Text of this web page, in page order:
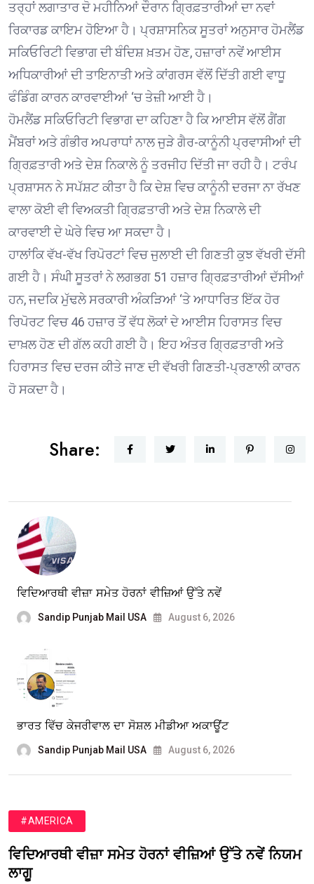
ਤਰ੍ਹਾਂ ਲਗਾਤਾਰ ਦੋ ਮਹੀਨਿਆਂ ਦੌਰਾਨ ਗ੍ਰਿਫ਼ਤਾਰੀਆਂ ਦਾ ਨਵਾਂ
ਰਿਕਾਰਡ ਕਾਇਮ ਹੋਇਆ ਹੈ। ਪ੍ਰਸ਼ਾਸਨਿਕ ਸੂਤਰਾਂ ਅਨੁਸਾਰ ਹੋਮਲੈਂਡ
ਸਕਿਓਰਿਟੀ ਵਿਭਾਗ ਦੀ ਬੰਦਿਸ਼ ਖ਼ਤਮ ਹੋਣ, ਹਜ਼ਾਰਾਂ ਨਵੇਂ ਆਈਸ
ਅਧਿਕਾਰੀਆਂ ਦੀ ਤਾਇਨਾਤੀ ਅਤੇ ਕਾਂਗਰਸ ਵੱਲੋਂ ਦਿੱਤੀ ਗਈ ਵਾਧੂ
ਫੰਡਿੰਗ ਕਾਰਨ ਕਾਰਵਾਈਆਂ ‘ਚ ਤੇਜ਼ੀ ਆਈ ਹੈ।
ਹੋਮਲੈਂਡ ਸਕਿਓਰਿਟੀ ਵਿਭਾਗ ਦਾ ਕਹਿਣਾ ਹੈ ਕਿ ਆਈਸ ਵੱਲੋਂ ਗੈਂਗ
ਮੈਂਬਰਾਂ ਅਤੇ ਗੰਭੀਰ ਅਪਰਾਧਾਂ ਨਾਲ ਜੁੜੇ ਗੈਰ-ਕਾਨੂੰਨੀ ਪ੍ਰਵਾਸੀਆਂ ਦੀ
ਗ੍ਰਿਫ਼ਤਾਰੀ ਅਤੇ ਦੇਸ਼ ਨਿਕਾਲੇ ਨੂੰ ਤਰਜੀਹ ਦਿੱਤੀ ਜਾ ਰਹੀ ਹੈ। ਟਰੰਪ
ਪ੍ਰਸ਼ਾਸਨ ਨੇ ਸਪੱਸ਼ਟ ਕੀਤਾ ਹੈ ਕਿ ਦੇਸ਼ ਵਿਚ ਕਾਨੂੰਨੀ ਦਰਜਾ ਨਾ ਰੱਖਣ
ਵਾਲਾ ਕੋਈ ਵੀ ਵਿਅਕਤੀ ਗ੍ਰਿਫ਼ਤਾਰੀ ਅਤੇ ਦੇਸ਼ ਨਿਕਾਲੇ ਦੀ
ਕਾਰਵਾਈ ਦੇ ਘੇਰੇ ਵਿਚ ਆ ਸਕਦਾ ਹੈ।
ਹਾਲਾਂਕਿ ਵੱਖ-ਵੱਖ ਰਿਪੋਰਟਾਂ ਵਿਚ ਜੁਲਾਈ ਦੀ ਗਿਣਤੀ ਕੁਝ ਵੱਖਰੀ ਦੱਸੀ
ਗਈ ਹੈ। ਸੰਘੀ ਸੂਤਰਾਂ ਨੇ ਲਗਭਗ 51 ਹਜ਼ਾਰ ਗ੍ਰਿਫ਼ਤਾਰੀਆਂ ਦੱਸੀਆਂ
ਹਨ, ਜਦਕਿ ਮੁੱਢਲੇ ਸਰਕਾਰੀ ਅੰਕੜਿਆਂ ‘ਤੇ ਆਧਾਰਿਤ ਇੱਕ ਹੋਰ
ਰਿਪੋਰਟ ਵਿਚ 46 ਹਜ਼ਾਰ ਤੋਂ ਵੱਧ ਲੋਕਾਂ ਦੇ ਆਈਸ ਹਿਰਾਸਤ ਵਿਚ
ਦਾਖ਼ਲ ਹੋਣ ਦੀ ਗੱਲ ਕਹੀ ਗਈ ਹੈ। ਇਹ ਅੰਤਰ ਗ੍ਰਿਫ਼ਤਾਰੀ ਅਤੇ
ਹਿਰਾਸਤ ਵਿਚ ਦਰਜ ਕੀਤੇ ਜਾਣ ਦੀ ਵੱਖਰੀ ਗਿਣਤੀ-ਪ੍ਰਣਾਲੀ ਕਾਰਨ
ਹੋ ਸਕਦਾ ਹੈ।
Share:
ਵਿਦਿਆਰਥੀ ਵੀਜ਼ਾ ਸਮੇਤ ਹੋਰਨਾਂ ਵੀਜ਼ਿਆਂ ਉੱਤੇ ਨਵੇਂ
Sandip Punjab Mail USA August 6, 2026
ਭਾਰਤ ਵਿੱਚ ਕੇਜਰੀਵਾਲ ਦਾ ਸੋਸ਼ਲ ਮੀਡੀਆ ਅਕਾਊਂਟ
Sandip Punjab Mail USA August 6, 2026
#AMERICA
ਵਿਦਿਆਰਥੀ ਵੀਜ਼ਾ ਸਮੇਤ ਹੋਰਨਾਂ ਵੀਜ਼ਿਆਂ ਉੱਤੇ ਨਵੇਂ ਨਿਯਮ
ਲਾਗੂ